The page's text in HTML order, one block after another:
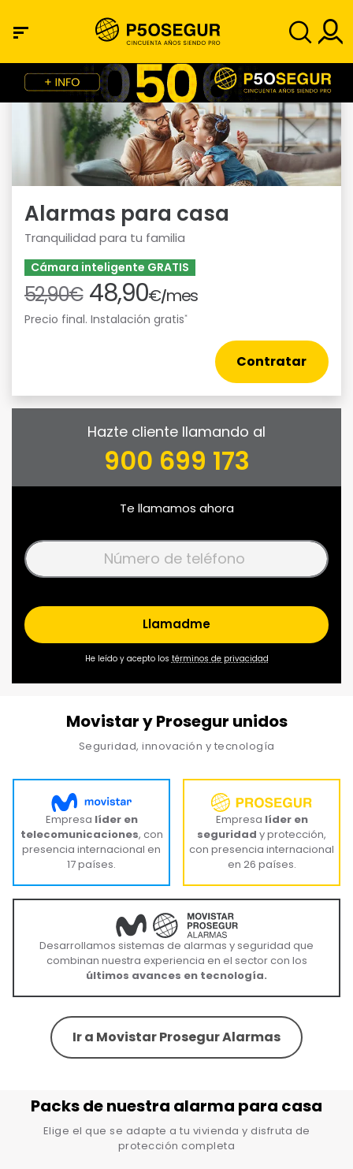
Alarmas para casa
Tranquilidad para tu familia
Cámara inteligente GRATIS
52,90€ 48,90€/mes
Precio final. Instalación gratis*
Contratar
Hazte cliente llamando al
900 699 173
Te llamamos ahora
Llamadme
He leído y acepto los términos de privacidad
Movistar y Prosegur unidos
Seguridad, innovación y tecnología
Empresa líder en
telecomunicaciones, con
presencia internacional en
17 países.
Desarrollamos sistemas de alarmas y seguridad que
combinan nuestra experiencia en el sector con los
últimos avances en tecnología.
Empresa líder en
seguridad y protección,
con presencia internacional
en 26 países.
Ir a Movistar Prosegur Alarmas
Packs de nuestra alarma para casa
Elige el que se adapte a tu vivienda y disfruta de
protección completa